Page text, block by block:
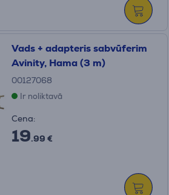
Vads + adapteris sabvūferim
Avinity, Hama (3 m)
00127068
Ir noliktavā
Cena:
19.99 €